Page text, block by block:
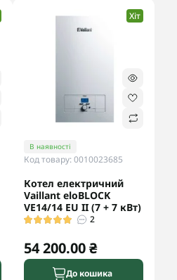
Хіт
В наявності
Код товару: 0010023685
Котел електричний
Vaillant eloBLOCK
VE14/14 ЕU II (7 + 7 кВт)
2
54 200.00 ₴
До кошика